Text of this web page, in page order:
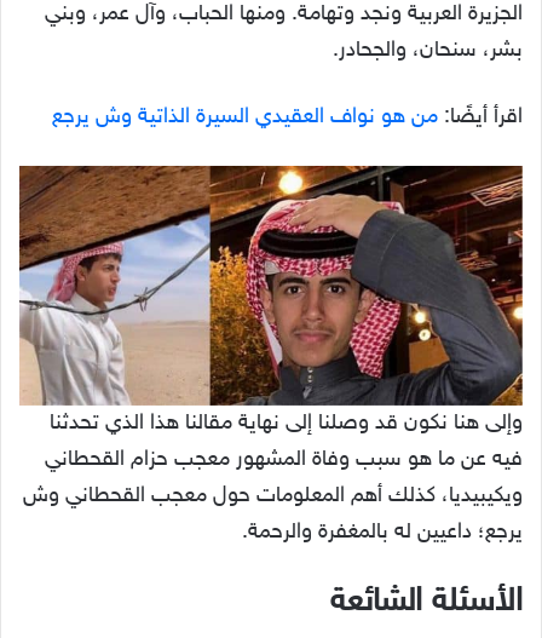
الجزيرة العربية ونجد وتهامة. ومنها الحباب، وآل عمر، وبني
بشر، سنحان، والجحادر.
اقرأ أيضًا: من هو نواف العقيدي السيرة الذاتية وش يرجع
وإلى هنا نكون قد وصلنا إلى نهاية مقالنا هذا الذي تحدثنا
فيه عن ما هو سبب وفاة المشهور معجب حزام القحطاني
ويكيبيديا، كذلك أهم المعلومات حول معجب القحطاني وش
يرجع؛ داعيين له بالمغفرة والرحمة.
الأسئلة الشائعة